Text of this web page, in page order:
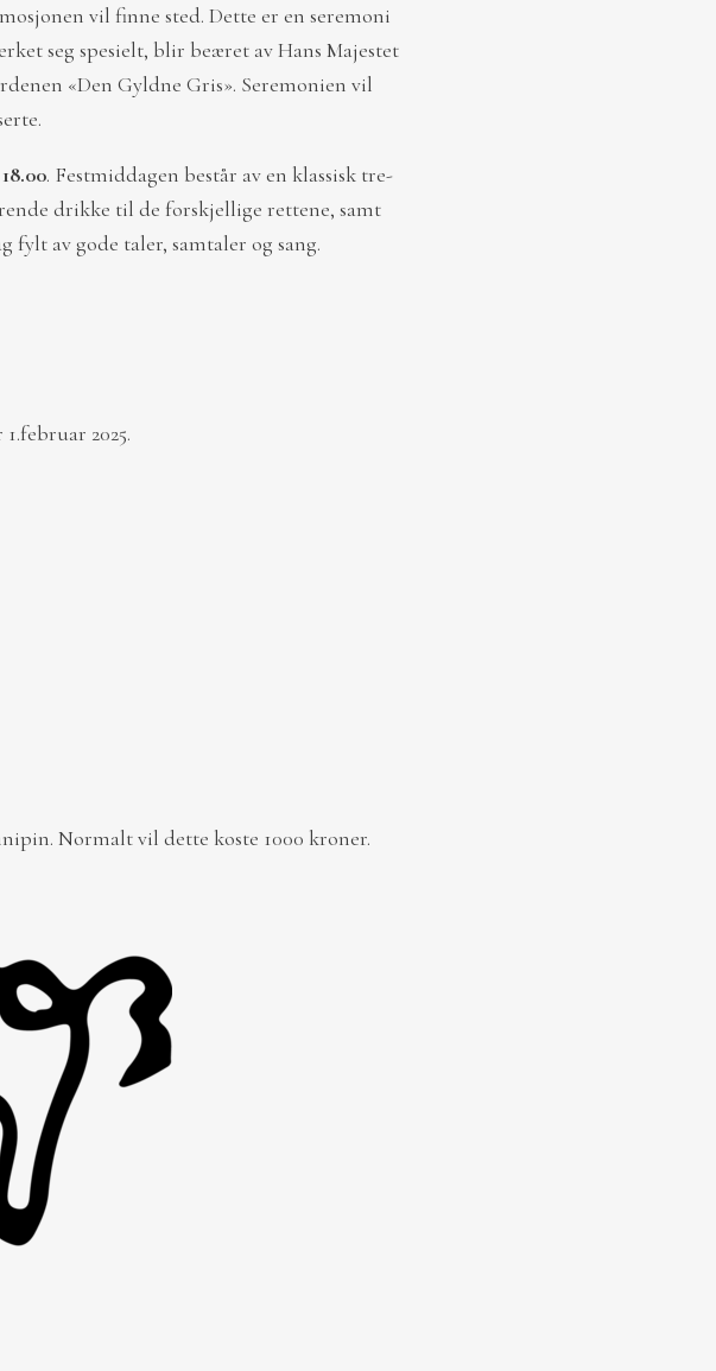
vil finne sted. Dette er en seremoni
seg spesielt, blir beæret av Hans Majestet
«Den Gyldne Gris». Seremonien vil
. Festmiddagen består av en klassisk tre-
drikke til de forskjellige rettene, samt
av gode taler, samtaler og sang.
2025.
Normalt vil dette koste 1000 kroner.